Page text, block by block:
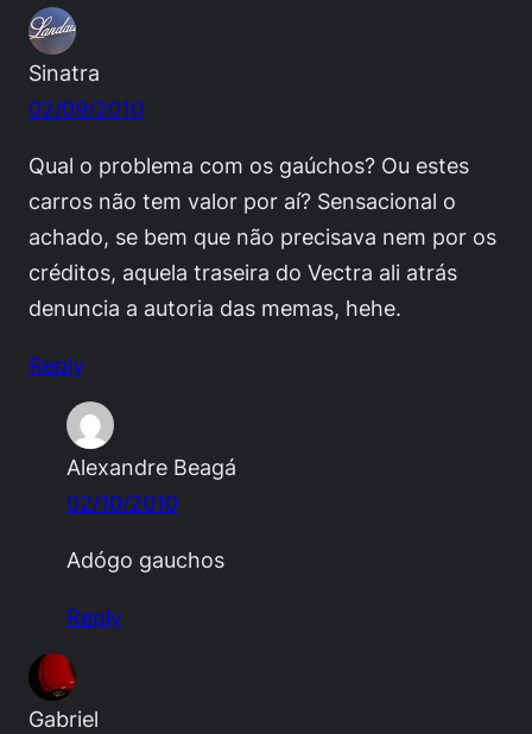
Sinatra
02/09/2010
Qual o problema com os gaúchos? Ou estes
carros não tem valor por aí? Sensacional o
achado, se bem que não precisava nem por os
créditos, aquela traseira do Vectra ali atrás
denuncia a autoria das memas, hehe.
Reply
Alexandre Beagá
02/10/2010
Adógo gauchos
Reply
Gabriel